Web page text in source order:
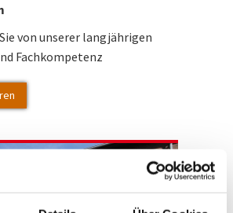
von unserer langjährigen
Fachkompetenz